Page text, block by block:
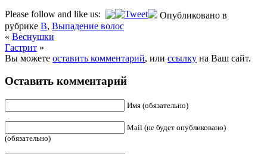
Please follow and like us:
Опубликовано в
рубрике В, Выпадение волос
« Веснушки
Гастрит »
Вы можете оставить комментарий, или ссылку на Ваш сайт.
Оставить комментарий
Имя (обязательно)
Mail (не будет опубликовано)
(обязательно)